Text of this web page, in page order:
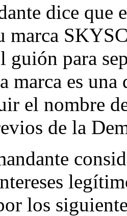
dice que
marca
guión para
marca es
el nombre
de la
los